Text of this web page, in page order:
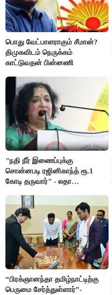
பொது வேட்பாளராகும் சீமான்?
திமுகவிடம் நெருக்கம்
காட்டுவதன் பின்னணி
"நதி நீர் இணைப்புக்கு
சொன்னபடி ரஜினிகாந்த் ரூ.1
கோடி தருவார்" - லதா
“பிரக்ஞானந்தா தமிழ்நாட்டிற்கு
பெருமை சேர்த்துள்ளார்”-